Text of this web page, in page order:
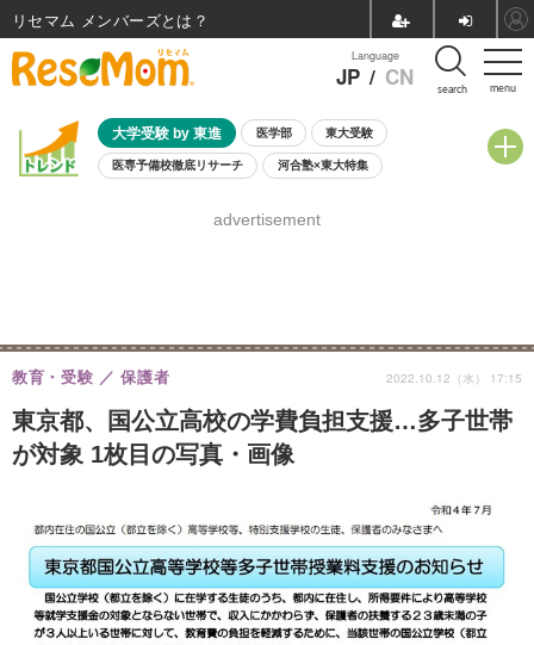
menu
Language
JP / CN search
大学受験 by 東進 医学部 東大受験
医専予備校徹底リサーチ 河合塾×東大特集
8月開催学校説明会・相談会
advertisement
東京都、国公立高校の学費負担支援…多子世帯
が対象 1枚目の写真・画像
教育・受験 保護者 2022.10.12（水） 17:15
リセマム メンバーズ